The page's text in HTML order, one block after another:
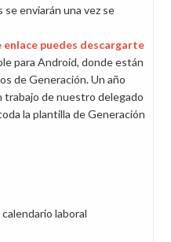
enviarán una vez se
enlace puedes descargarte
para Android, donde están
de Generación. Un año
trabajo de nuestro delegado
la plantilla de Generación
calendario laboral